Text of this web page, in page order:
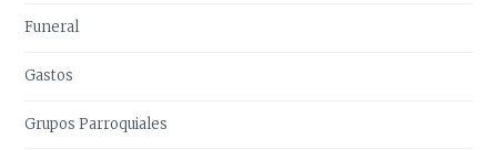
Funeral
Gastos
Grupos Parroquiales